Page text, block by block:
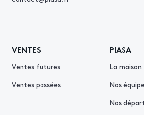
VENTES
Ventes futures
Ventes passées
PIASA
La maison
Nos
Nos